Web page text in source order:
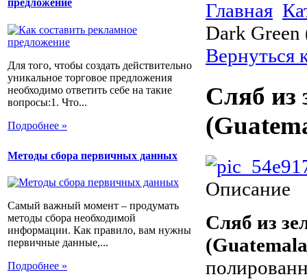
предложение
Для того, чтобы создать действительно
уникальное торговое предложения
необходимо ответить себе на такие
вопросы:1. Что...
Подробнее »
Методы сбора первичных данных
Самый важный момент – продумать
методы сбора необходимой
информации. Как правило, вам нужны
первичные данные,...
Подробнее »
Главная
Dark
Вернуться
Сляб из
Описание
Сляб из